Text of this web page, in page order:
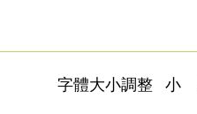
字體大小調整 小